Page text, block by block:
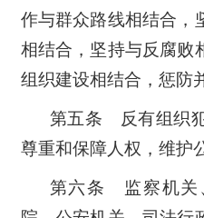
作与群众路线相结合，
相结合，坚持与反腐败
组织建设相结合，惩防
第五条 反有组织
尊重和保障人权，维护
第六条 监察机关